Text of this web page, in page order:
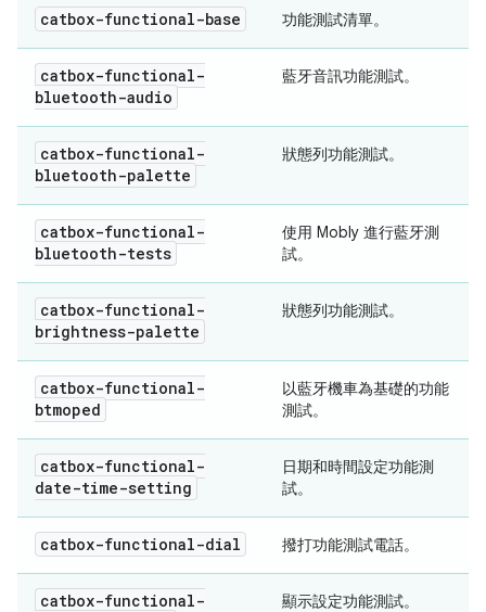
catbox-functional-base 功能測試清單。
catbox-functional-
bluetooth-audio
藍牙音訊功能測試。
catbox-functional-
bluetooth-palette
狀態列功能測試。
catbox-functional-
bluetooth-tests
使用 Mobly 進行藍牙測
試。
catbox-functional-
brightness-palette
狀態列功能測試。
catbox-functional-
btmoped
以藍牙機車為基礎的功能
測試。
catbox-functional-
date-time-setting
日期和時間設定功能測
試。
catbox-functional-dial 撥打功能測試電話。
catbox-functional-
顯示設定功能測試。